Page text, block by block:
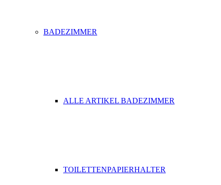
BADEZIMMER
ALLE ARTIKEL BADEZIMMER
TOILETTENPAPIERHALTER